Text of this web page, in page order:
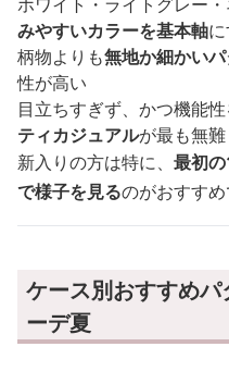
みやすいカラーを基本軸
柄物よりも無地か細かい
性が高い
目立ちすぎず、かつ機能
ティカジュアルが最も無難
新入りの方は特に、 最初
で様子を見るのがおすすめ
ケース別おすすめ
ーデ夏